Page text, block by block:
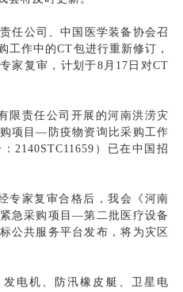
任公司、中国医学装备协会召
工作中的CT包进行重新修订，
家复审，计划于8月17日对CT
限责任公司开展的河南洪涝灾
项目—防疫物资询比采购工作
2140STC11659）已在中国招
专家复审合格后，我会《河南
急采购项目—第二批医疗设备
公共服务平台发布，将为灾区
电机、防汛橡皮艇、卫星电